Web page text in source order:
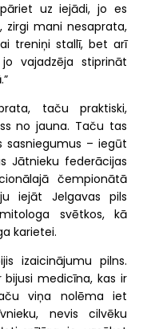
uz iejādi, jo es
zirgi mani nesaprata,
treniņi stallī, bet arī
vajadzēja stiprināt
taču praktiski,
no jauna. Taču tas
sasniegumus – iegūt
Jātnieku federācijas
čempionātā
iejāt Jelgavas pils
svētkos, kā
karietei.
izaicinājumu pilns.
medicīna, kas ir
viņa nolēma iet
nevis cilvēku